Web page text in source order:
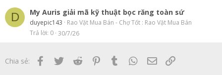
D My Auris giải mã kỹ thuật bọc răng toàn sứ
duyepic143
Rao Vặt Mua Bán - Chợ Tốt : Rao Vặt Mua Bán
Trả lời 0 30/7/26
Chia sẻ: Facebook
Twitter Reddit PinterestTumblr WhatsApp
Email